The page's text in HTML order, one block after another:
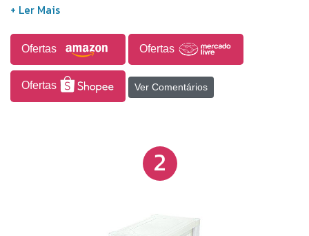
leve e discreto. Medidas: 67,2 x 42 x 74 cm Leve,
Ofertas Ofertas
Ofertas Ver Comentários
2